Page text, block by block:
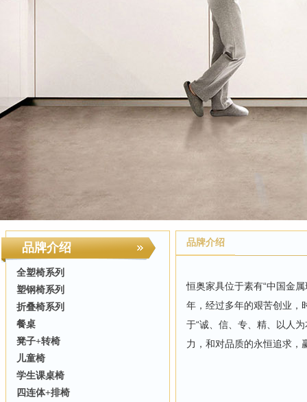
品牌介绍
全塑椅系列
塑钢椅系列
折叠椅系列
餐桌
凳子+转椅
儿童椅
学生课桌椅
四连体+排椅
品牌介绍
恒奥家具位于素有“中国金
年，经过多年的艰苦创业，
于“诚、信、专、精、以人
力，和对品质的永恒追求，